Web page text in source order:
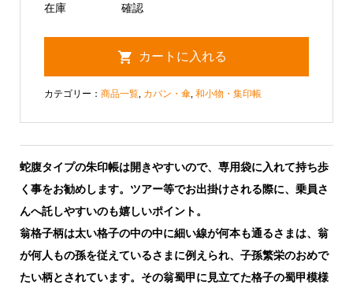
在庫 確認
カテゴリー： 商品一覧, カバン・傘, 和小物・集印帳
蛇腹タイプの朱印帳は開きやすいので、専用袋に入れて持ち歩
く事をお勧めします。ツアー等でお出掛けされる際に、乗員さ
んへ託しやすいのも嬉しいポイント。
翁格子柄は太い格子の中の中に細い線が何本も通るさまは、翁
が何人もの孫を従えているさまに例えられ、子孫繁栄のおめで
たい柄とされています。その翁蜀甲に見立てた格子の蜀甲模様